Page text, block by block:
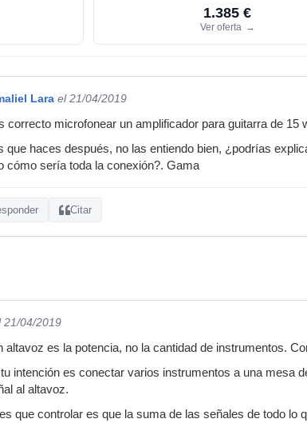
1.385 €
Ver oferta →
Lara el 21/04/2019
correcto microfonear un amplificador para guitarra de 15
que haces después, no las entiendo bien, ¿podrías
cómo sería toda la conexión?. Gama
Citar
21/04/2019
altavoz es la potencia, no la cantidad de instrumentos.
tu intención es conectar varios instrumentos a una
al altavoz.
que controlar es que la suma de las señales de todo